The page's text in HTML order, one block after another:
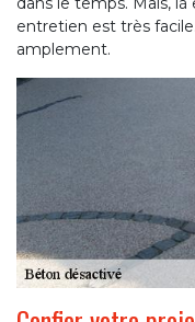
entretien est très
amplement.